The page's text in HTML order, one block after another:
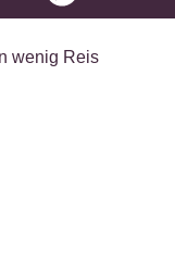
für
passende